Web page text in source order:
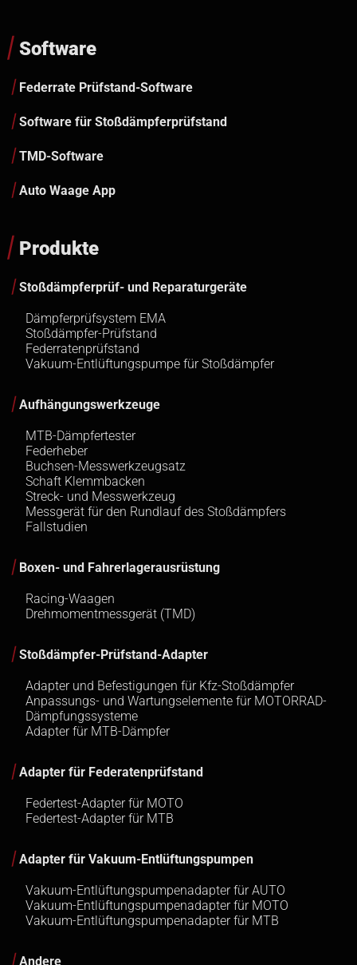
Software
Federrate Prüfstand-Software
Software für Stoßdämpferprüfstand
TMD-Software
Auto Waage App
Produkte
Stoßdämpferprüf- und Reparaturgeräte
Dämpferprüfsystem EMA
Stoßdämpfer-Prüfstand
Federratenprüfstand
Vakuum-Entlüftungspumpe für Stoßdämpfer
Aufhängungswerkzeuge
MTB-Dämpfertester
Federheber
Buchsen-Messwerkzeugsatz
Schaft Klemmbacken
Streck- und Messwerkzeug
Messgerät für den Rundlauf des Stoßdämpfers
Fallstudien
Boxen- und Fahrerlagerausrüstung
Racing-Waagen
Drehmomentmessgerät (TMD)
Stoßdämpfer-Prüfstand-Adapter
Adapter und Befestigungen für Kfz-Stoßdämpfer
Anpassungs- und Wartungselemente für MOTORRAD-
Dämpfungssysteme
Adapter für MTB-Dämpfer
Adapter für Federatenprüfstand
Federtest-Adapter für MOTO
Federtest-Adapter für MTB
Adapter für Vakuum-Entlüftungspumpen
Vakuum-Entlüftungspumpenadapter für AUTO
Vakuum-Entlüftungspumpenadapter für MOTO
Vakuum-Entlüftungspumpenadapter für MTB
Andere